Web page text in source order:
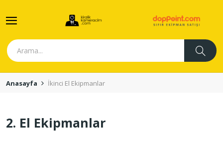
Anasayfa İkinci El Ekipmanlar
2. El Ekipmanlar